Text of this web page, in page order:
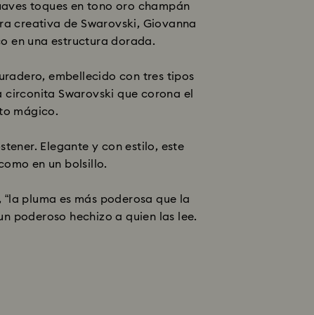
toques en tono oro champán
creativa de Swarovski, Giovanna
en una estructura dorada.
embellecido con tres tipos
Swarovski que corona el
mágico.
Elegante y con estilo, este
en un bolsillo.
pluma es más poderosa que la
poderoso hechizo a quien las lee.